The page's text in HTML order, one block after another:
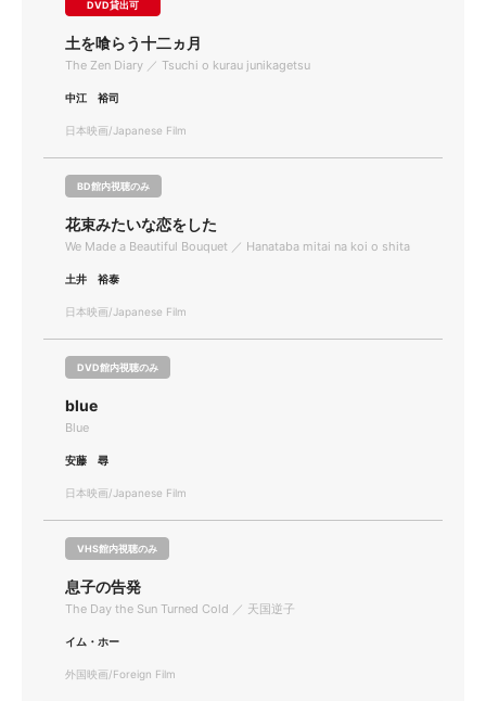
DVD貸出可
土を喰らう十二ヵ月
The Zen Diary ／ Tsuchi o kurau junikagetsu
中江 裕司
日本映画/Japanese Film
BD館内視聴のみ
花束みたいな恋をした
We Made a Beautiful Bouquet ／ Hanataba mitai na koi o shita
土井 裕泰
日本映画/Japanese Film
DVD館内視聴のみ
blue
Blue
安藤 尋
日本映画/Japanese Film
VHS館内視聴のみ
息子の告発
The Day the Sun Turned Cold ／ 天国逆子
イム・ホー
外国映画/Foreign Film